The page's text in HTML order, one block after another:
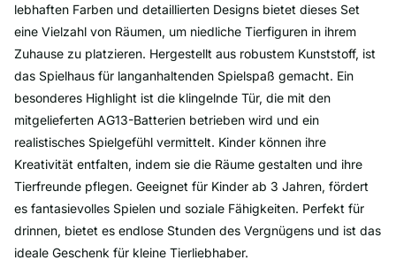
lebhaften Farben und detaillierten Designs bietet dieses Set
eine Vielzahl von Räumen, um niedliche Tierfiguren in ihrem
Zuhause zu platzieren. Hergestellt aus robustem Kunststoff, ist
das Spielhaus für langanhaltenden Spielspaß gemacht. Ein
besonderes Highlight ist die klingelnde Tür, die mit den
mitgelieferten AG13-Batterien betrieben wird und ein
realistisches Spielgefühl vermittelt. Kinder können ihre
Kreativität entfalten, indem sie die Räume gestalten und ihre
Tierfreunde pflegen. Geeignet für Kinder ab 3 Jahren, fördert
es fantasievolles Spielen und soziale Fähigkeiten. Perfekt für
drinnen, bietet es endlose Stunden des Vergnügens und ist das
ideale Geschenk für kleine Tierliebhaber.